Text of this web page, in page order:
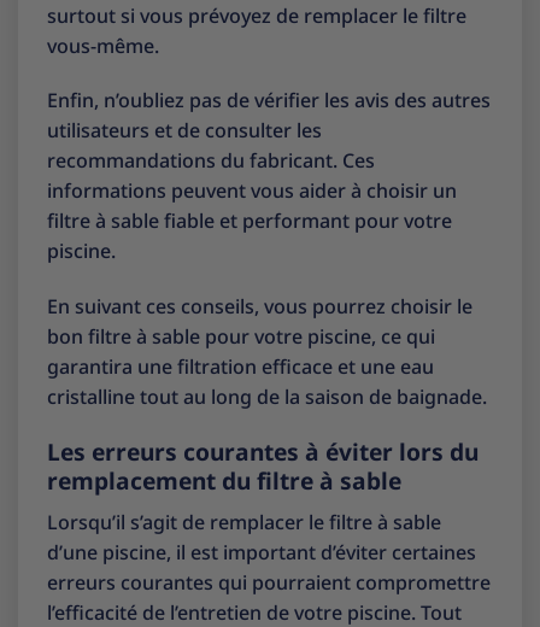
surtout si vous prévoyez de remplacer le filtre
vous-même.
Enfin, n’oubliez pas de vérifier les avis des autres
utilisateurs et de consulter les
recommandations du fabricant. Ces
informations peuvent vous aider à choisir un
filtre à sable fiable et performant pour votre
piscine.
En suivant ces conseils, vous pourrez choisir le
bon filtre à sable pour votre piscine, ce qui
garantira une filtration efficace et une eau
cristalline tout au long de la saison de baignade.
Les erreurs courantes à éviter lors du
remplacement du filtre à sable
Lorsqu’il s’agit de remplacer le filtre à sable
d’une piscine, il est important d’éviter certaines
erreurs courantes qui pourraient compromettre
l’efficacité de l’entretien de votre piscine. Tout